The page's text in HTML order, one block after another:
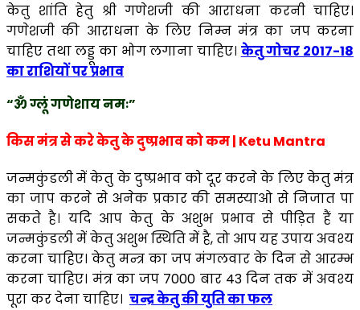
केतु शांति हेतु श्री गणेशजी की आराधना करनी चाहिए।
गणेशजी की आराधना के लिए निम्न मंत्र का जप करना
चाहिए तथा लड्डू का भोग लगाना चाहिए। केतु गोचर 2017-18
का राशियों पर प्रभाव
“ॐ ग्लूं गणेशाय नमः”
किस मंत्र से करे केतु के दुष्प्रभाव को कम | Ketu Mantra
जन्मकुंडली में केतु के दुष्प्रभाव को दूर करने के लिए केतु मंत्र
का जाप करने से अनेक प्रकार की समस्याओ से निजात पा
सकते है। यदि आप केतु के अशुभ प्रभाव से पीड़ित हैं या
जन्मकुंडली में केतु अशुभ स्थिति में है, तो आप यह उपाय अवश्य
करना चाहिए। केतु मन्त्र का जप मंगलवार के दिन से आरम्भ
करना चाहिए। मंत्र का जप 7000 बार 43 दिन तक में अवश्य
पूरा कर देना चाहिए। चन्द्र केतु की युति का फल